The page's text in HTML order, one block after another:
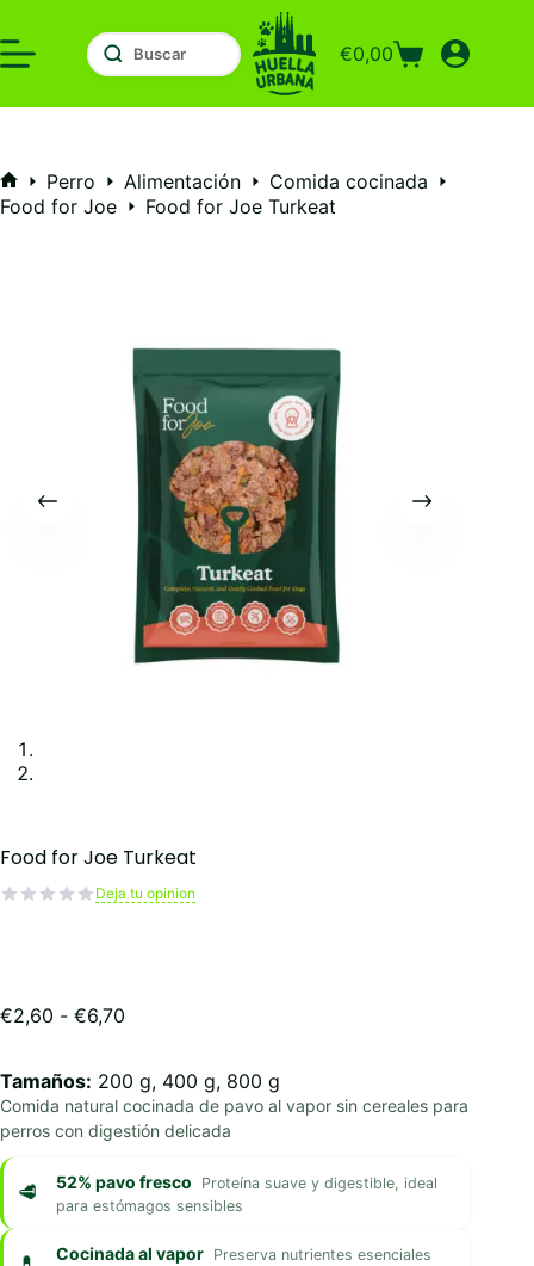
al
contenido
Carro
compra
€0,00
Inicio
Perro Alimentación
Comida cocinada
Food for Joe
Food for Joe Turkeat
Food for Joe Turkeat
Deja tu opinion
€2,60 - €6,70
desde
€2,60
hasta
Tamaños: 200 g, 400 g, 800 g
Comida natural cocinada de pavo al vapor sin cereales para
perros con digestión delicada
52% pavo fresco
Proteína suave y digestible, ideal
para estómagos sensibles
Cocinada al vapor Preserva nutrientes esenciales